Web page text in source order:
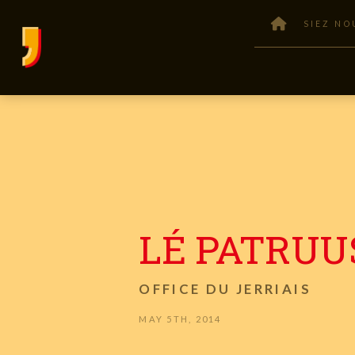
SIEZ
LÉ
OFFICE DU JERRIAIS
MAY 5TH, 2014